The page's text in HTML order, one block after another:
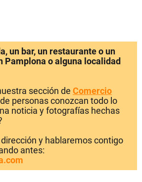
un bar, un restaurante o un
Pamplona o alguna localidad
sección de Comercio
personas conozcan todo lo
noticia y fotografías hechas
y hablaremos contigo
antes: